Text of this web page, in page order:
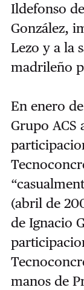
Ildefonso
González,
Lezo y a la
madrileño
En enero
Grupo ACS
(abril de
de Ignacio
manos de